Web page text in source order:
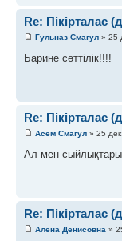
Re: Пікірталас
Гульназ Смагул » 25
Барине сәттілік!!!!
Re: Пікірталас
Асем Смагул » 25
Ал мен
Re: Пікірталас
Алена Денисовна »